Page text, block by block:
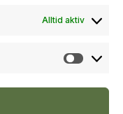
Alltid aktiv
bygrep